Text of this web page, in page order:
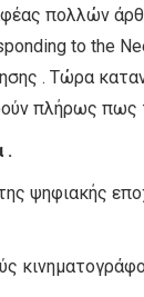
πολλών
to the
. Τώρα
πλήρως πως
.
ψηφιακής